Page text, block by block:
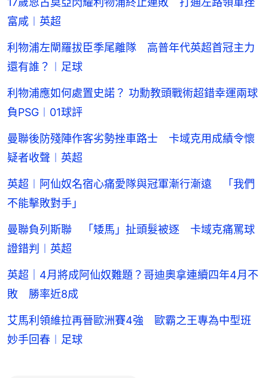
富咸︱英超
利物浦左閘羅拔臣季尾離隊 高普年代英超首冠主力
還有誰？︱足球
利物浦應如何處置史諾？ 功勳教頭戰術超錯幸運兩球
負PSG︱01球評
曼聯後防殘陣作客劣勢挫車路士 卡域克用成績令懷
疑者收聲︱英超
英超︱阿仙奴名宿心痛愛隊與冠軍漸行漸遠 「我們
不能擊敗對手」
曼聯負列斯聯 「矮馬」扯頭髮被逐 卡域克痛罵球
證錯判︱英超
英超｜4月將成阿仙奴難題？哥迪奧拿連續四年4月不
敗 勝率近8成
艾馬利領維拉再晉歐洲賽4強 歐霸之王專為中型班
妙手回春︱足球